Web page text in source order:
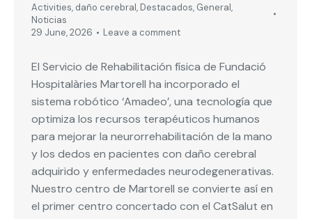
Activities, daño cerebral, Destacados, General,
Noticias
29 June, 2026
Leave a comment
El Servicio de Rehabilitación física de Fundació
Hospitalàries Martorell ha incorporado el
sistema robótico ‘Amadeo’, una tecnología que
optimiza los recursos terapéuticos humanos
para mejorar la neurorrehabilitación de la mano
y los dedos en pacientes con daño cerebral
adquirido y enfermedades neurodegenerativas.
Nuestro centro de Martorell se convierte así en
el primer centro concertado con el CatSalut en